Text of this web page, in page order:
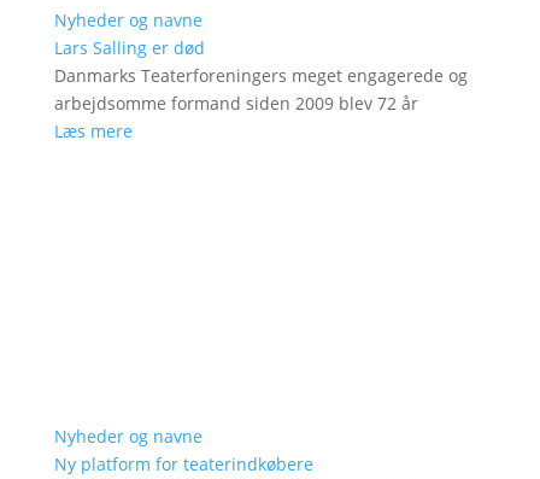
Nyheder og navne
Lars Salling er død
Danmarks Teaterforeningers meget engagerede og
arbejdsomme formand siden 2009 blev 72 år
Læs mere
Nyheder og navne
Ny platform for teaterindkøbere